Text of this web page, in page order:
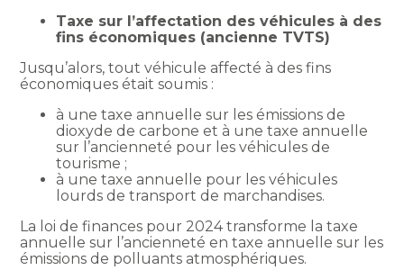
Taxe sur l’affectation des véhicules à des
fins économiques (ancienne TVTS)
Jusqu’alors, tout véhicule affecté à des fins
économiques était soumis :
à une taxe annuelle sur les émissions de
dioxyde de carbone et à une taxe annuelle
sur l’ancienneté pour les véhicules de
tourisme ;
à une taxe annuelle pour les véhicules
lourds de transport de marchandises.
La loi de finances pour 2024 transforme la taxe
annuelle sur l’ancienneté en taxe annuelle sur les
émissions de polluants atmosphériques.